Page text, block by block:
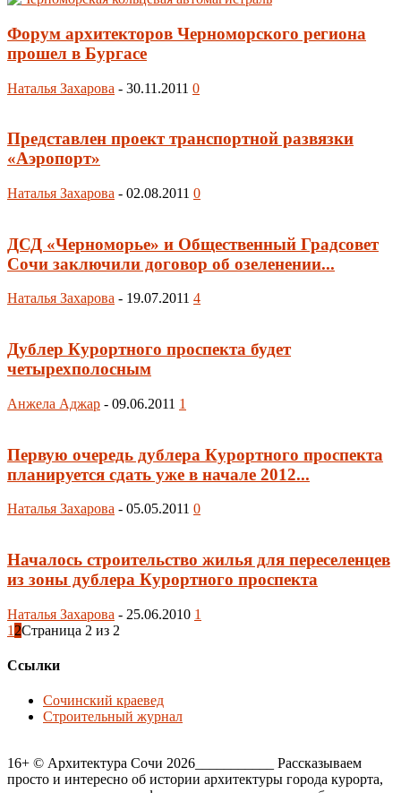
Форум архитекторов Черноморского региона
прошел в Бургасе
Наталья Захарова - 30.11.2011 0
Представлен проект транспортной развязки
«Аэропорт»
Наталья Захарова - 02.08.2011 0
ДСД «Черноморье» и Общественный Градсовет
Сочи заключили договор об озеленении...
Наталья Захарова - 19.07.2011 4
Дублер Курортного проспекта будет
четырехполосным
Анжела Аджар - 09.06.2011 1
Первую очередь дублера Курортного проспекта
планируется сдать уже в начале 2012...
Наталья Захарова - 05.05.2011 0
Началось строительство жилья для переселенцев
из зоны дублера Курортного проспекта
Наталья Захарова - 25.06.2010 1
1 2Страница 2 из 2
Ссылки
Сочинский краевед
Строительный журнал
16+ © Архитектура Сочи 2026___________ Рассказываем
просто и интересно об истории архитектуры города курорта,